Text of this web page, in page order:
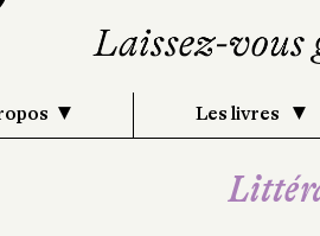
Les livres